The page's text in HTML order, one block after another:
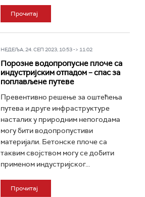
Прочитај
НЕДЕЉА, 24. СЕП 2023, 10:53 -> 11:02
Порозне водопропусне плоче са
индустријским отпадом – спас за
поплављене путеве
Превентивно решење за оштећења
путева и друге инфраструктуре
насталих у природним непогодама
могу бити водопропустиви
материјали. Бетонске плоче са
таквим својством могу се добити
применом индустријског...
Прочитај